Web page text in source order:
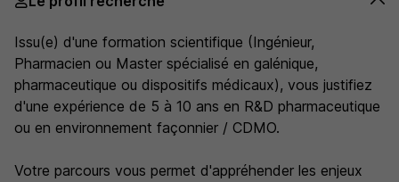
Issu(e) d'une formation scientifique (Ingénieur,
Pharmacien ou Master spécialisé en galénique,
pharmaceutique ou dispositifs médicaux), vous justifiez
d'une expérience de 5 à 10 ans en R&D pharmaceutique
ou en environnement façonnier / CDMO.
Votre parcours vous permet d'appréhender les enjeux